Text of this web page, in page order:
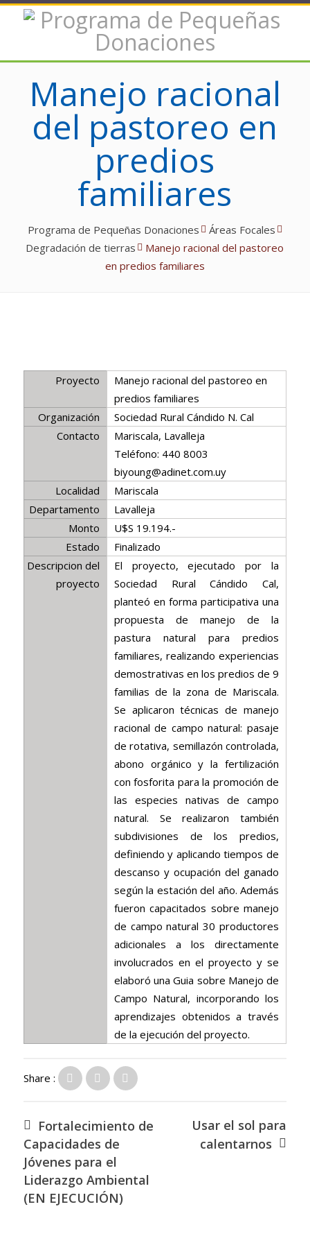
Manejo racional
del pastoreo en
predios
familiares
Programa de Pequeñas Donaciones
Áreas Focales
Degradación de tierras
Manejo racional del pastoreo
en predios familiares
Proyecto
Manejo racional del pastoreo en
predios familiares
Organización
Sociedad Rural Cándido N. Cal
Contacto
Mariscala, Lavalleja
Teléfono: 440 8003
biyoung@adinet.com.uy
Localidad
Mariscala
Departamento
Lavalleja
Monto
U$S 19.194.-
Estado
Finalizado
Descripcion del
proyecto
El proyecto, ejecutado por la
Sociedad Rural Cándido Cal,
planteó en forma participativa una
propuesta de manejo de la
pastura natural para predios
familiares, realizando experiencias
demostrativas en los predios de 9
familias de la zona de Mariscala.
Se aplicaron técnicas de manejo
racional de campo natural: pasaje
de rotativa, semillazón controlada,
abono orgánico y la fertilización
con fosforita para la promoción de
las especies nativas de campo
natural. Se realizaron también
subdivisiones de los predios,
definiendo y aplicando tiempos de
descanso y ocupación del ganado
según la estación del año. Además
fueron capacitados sobre manejo
de campo natural 30 productores
adicionales a los directamente
involucrados en el proyecto y se
elaboró una Guia sobre Manejo de
Campo Natural, incorporando los
aprendizajes obtenidos a través
de la ejecución del proyecto.
Share :
Fortalecimiento de
Capacidades de
Jóvenes para el
Liderazgo Ambiental
(EN EJECUCIÓN)
Usar el sol para
calentarnos